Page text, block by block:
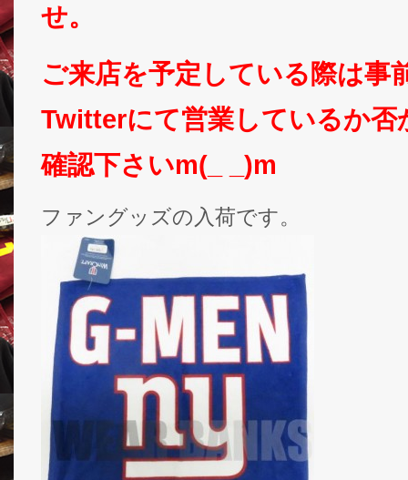
せ。
ご来店を予定している際は事
Twitterにて営業しているか否
確認下さいm(_ _)m
ファングッズの入荷です。